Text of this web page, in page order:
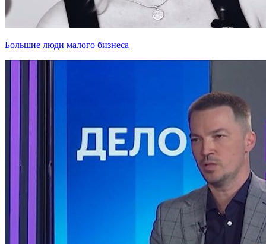
Большие люди малого бизнеса